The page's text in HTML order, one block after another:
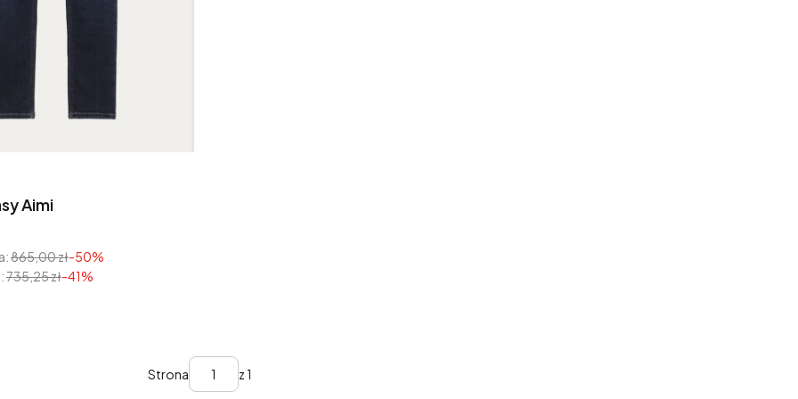
Aimi
865,00 zł-50%
735,25 zł-41%
Strona z 1